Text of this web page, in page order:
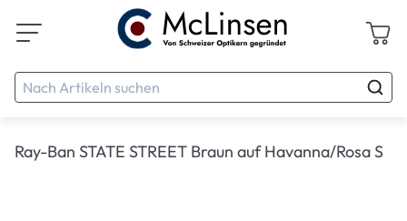
Ray-Ban STATE STREET Braun auf Havanna/Rosa S